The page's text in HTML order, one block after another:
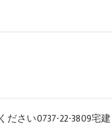
さい0737-22-3809宅建